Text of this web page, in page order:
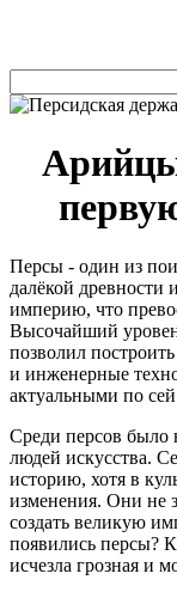
Персы - один из
далёкой древности
империю, что
Высочайший
позволил
и инженерные
актуальными по
Среди персов
людей искусства.
историю, хотя в
изменения. Они не
создать великую
появились персы?
исчезла грозная и